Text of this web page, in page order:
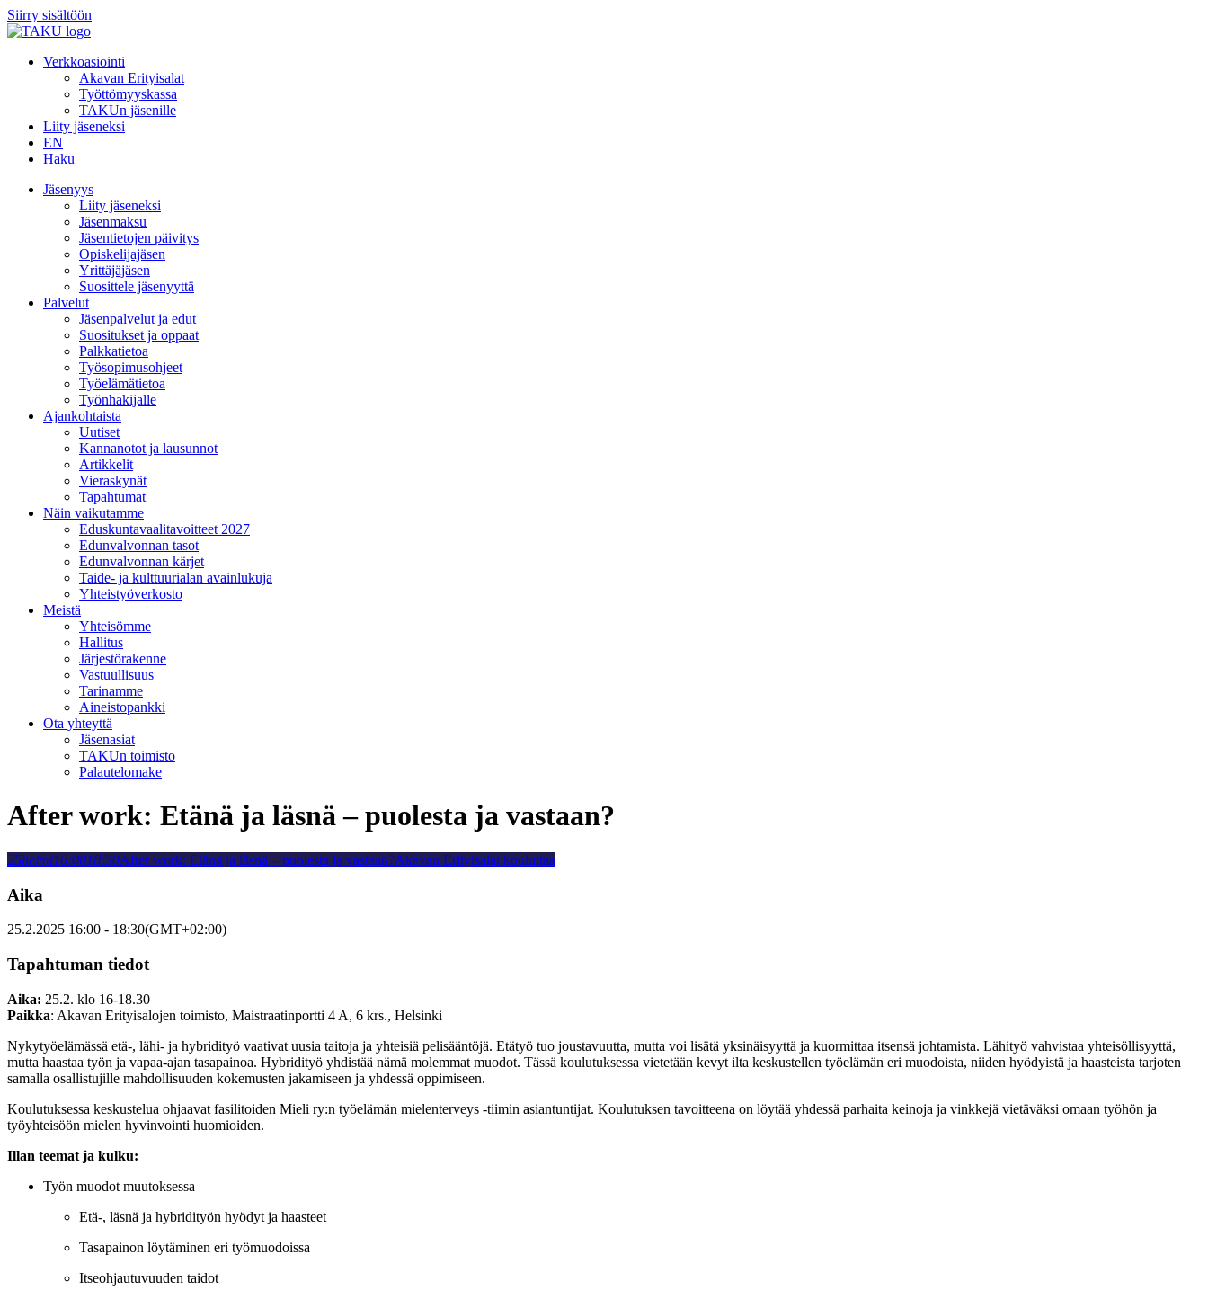
Siirry sisältöön
Verkkoasiointi
Akavan Erityisalat
Työttömyyskassa
TAKUn jäsenille
Liity jäseneksi
EN
Haku
Jäsenyys
Liity jäseneksi
Jäsenmaksu
Jäsentietojen päivitys
Opiskelijajäsen
Yrittäjäjäsen
Suosittele jäsenyyttä
Palvelut
Jäsenpalvelut ja edut
Suositukset ja oppaat
Palkkatietoa
Työsopimusohjeet
Työelämätietoa
Työnhakijalle
Ajankohtaista
Uutiset
Kannanotot ja lausunnot
Artikkelit
Vieraskynät
Tapahtumat
Näin vaikutamme
Eduskuntavaalitavoitteet 2027
Edunvalvonnan tasot
Edunvalvonnan kärjet
Taide- ja kulttuurialan avainlukuja
Yhteistyöverkosto
Meistä
Yhteisömme
Hallitus
Järjestörakenne
Vastuullisuus
Tarinamme
Aineistopankki
Ota yhteyttä
Jäsenasiat
TAKUn toimisto
Palautelomake
After work: Etänä ja läsnä – puolesta ja vastaan?
25helmi16:0018:30After work: Etänä ja läsnä – puolesta ja vastaan?Akavan Erityisalat kouluttaa
Aika
25.2.2025 16:00 - 18:30(GMT+02:00)
Tapahtuman tiedot
Aika: 25.2. klo 16-18.30
Paikka: Akavan Erityisalojen toimisto, Maistraatinportti 4 A, 6 krs., Helsinki
Nykytyöelämässä etä-, lähi- ja hybridityö vaativat uusia taitoja ja yhteisiä pelisääntöjä. Etätyö tuo joustavuutta, mutta voi lisätä yksinäisyyttä ja kuormittaa itsensä johtamista. Lähityö vahvistaa yhteisöllisyyttä,
mutta haastaa työn ja vapaa-ajan tasapainoa. Hybridityö yhdistää nämä molemmat muodot. Tässä koulutuksessa vietetään kevyt ilta keskustellen työelämän eri muodoista, niiden hyödyistä ja haasteista tarjoten
samalla osallistujille mahdollisuuden kokemusten jakamiseen ja yhdessä oppimiseen.
Koulutuksessa keskustelua ohjaavat fasilitoiden Mieli ry:n työelämän mielenterveys -tiimin asiantuntijat. Koulutuksen tavoitteena on löytää yhdessä parhaita keinoja ja vinkkejä vietäväksi omaan työhön ja
työyhteisöön mielen hyvinvointi huomioiden.
Illan teemat ja kulku:
Työn muodot muutoksessa
Etä-, läsnä ja hybridityön hyödyt ja haasteet
Tasapainon löytäminen eri työmuodoissa
Itseohjautuvuuden taidot